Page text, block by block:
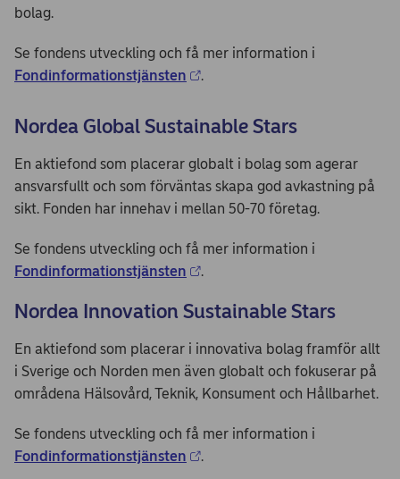
bolag.
Se fondens utveckling och få mer information i
Fondinformationstjänsten
.
Nordea Global Sustainable Stars
En aktiefond som placerar globalt i bolag som agerar
ansvarsfullt och som förväntas skapa god avkastning på
sikt. Fonden har innehav i mellan 50-70 företag.
Se fondens utveckling och få mer information i
Fondinformationstjänsten
.
Nordea Innovation Sustainable Stars
En aktiefond som placerar i innovativa bolag framför allt
i Sverige och Norden men även globalt och fokuserar på
områdena Hälsovård, Teknik, Konsument och Hållbarhet.
Se fondens utveckling och få mer information i
Fondinformationstjänsten
.